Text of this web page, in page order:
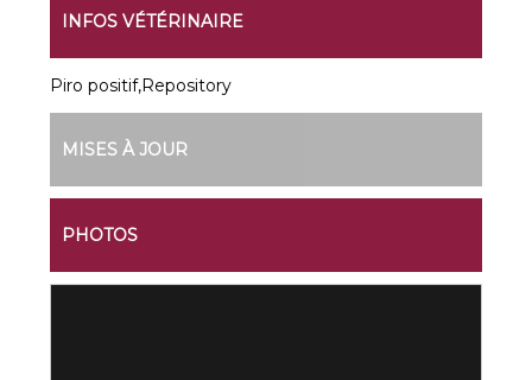
INFOS VÉTÉRINAIRE
Piro positif,Repository
MISES À JOUR
PHOTOS